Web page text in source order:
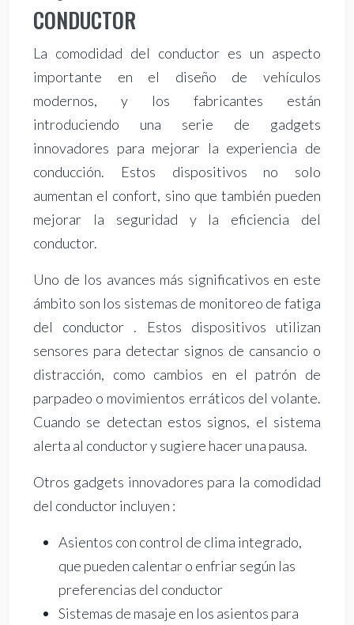
CONDUCTOR
La comodidad del conductor es un aspecto
importante en el diseño de vehículos
modernos, y los fabricantes están
introduciendo una serie de gadgets
innovadores para mejorar la experiencia de
conducción. Estos dispositivos no solo
aumentan el confort, sino que también pueden
mejorar la seguridad y la eficiencia del
conductor.
Uno de los avances más significativos en este
ámbito son los sistemas de monitoreo de fatiga
del conductor . Estos dispositivos utilizan
sensores para detectar signos de cansancio o
distracción, como cambios en el patrón de
parpadeo o movimientos erráticos del volante.
Cuando se detectan estos signos, el sistema
alerta al conductor y sugiere hacer una pausa.
Otros gadgets innovadores para la comodidad
del conductor incluyen :
Asientos con control de clima integrado,
que pueden calentar o enfriar según las
preferencias del conductor
Sistemas de masaje en los asientos para